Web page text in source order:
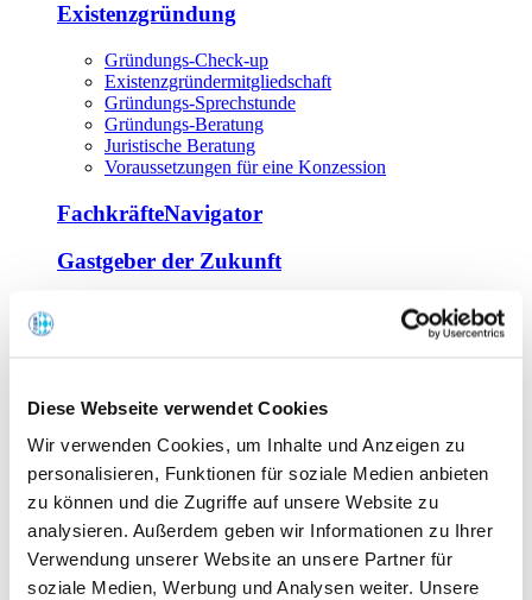
Diese Webseite verwendet Cookies
Wir verwenden Cookies, um Inhalte und Anzeigen zu
personalisieren, Funktionen für soziale Medien anbieten
zu können und die Zugriffe auf unsere Website zu
analysieren. Außerdem geben wir Informationen zu Ihrer
Verwendung unserer Website an unsere Partner für
soziale Medien, Werbung und Analysen weiter. Unsere
Existenzgründung
Gründungs-Check-up
Existenzgründermitgliedschaft
Gründungs-Sprechstunde
Gründungs-Beratung
Juristische Beratung
Voraussetzungen für eine Konzession
FachkräfteNavigator
Gastgeber der Zukunft
Offene Seminare
Tagen im Palais
Wirte-und Unternehmerbrief
Lernplattform BOUNTI
Partner
Branchennahe Organisationen